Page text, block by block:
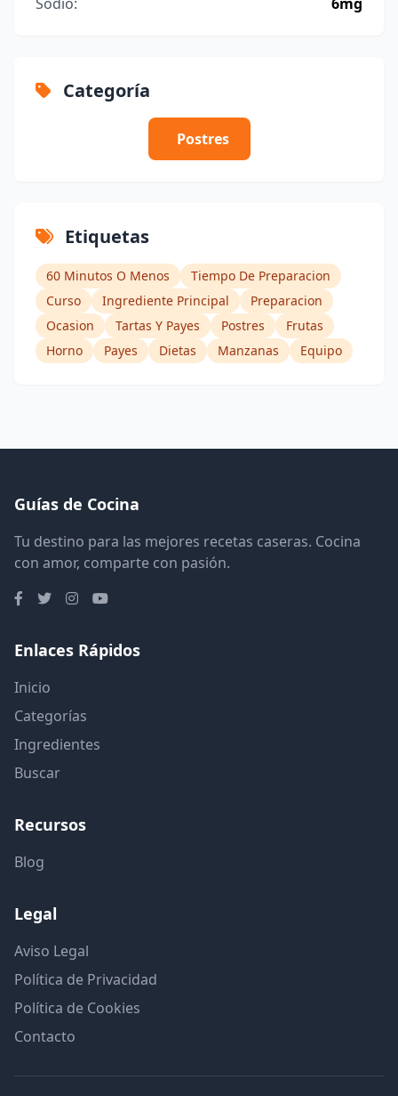
Categoría
Postres
Etiquetas
60 Minutos O Menos
Tiempo De Preparacion
Curso
Ingrediente Principal
Preparacion
Ocasion
Tartas Y Payes Postres
Frutas
Horno
Payes Dietas Manzanas Equipo
Guías de Cocina
Tu destino para las mejores recetas caseras. Cocina
con amor, comparte con pasión.
Enlaces Rápidos
Inicio
Categorías
Ingredientes
Buscar
Recursos
Blog
Legal
Aviso Legal
Política de Privacidad
Política de Cookies
Contacto